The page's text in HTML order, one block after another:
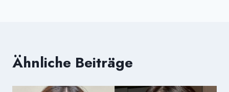
Ähnliche Beiträge